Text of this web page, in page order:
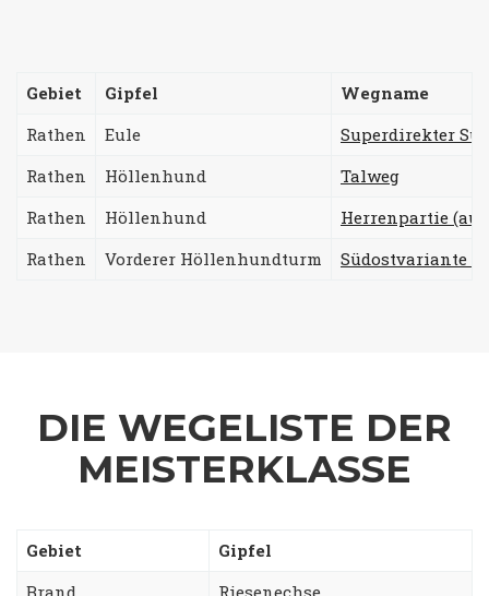
Gebiet Gipfel
Wegname
Rathen
Eule
Superdirekter
Rathen
Höllenhund
Talweg
Rathen
Höllenhund
Herrenpartie
Rathen
Vorderer Höllenhundturm Südostvariante
DIE WEGELISTE DER
MEISTERKLASSE
Gebiet
Gipfel
Brand
Riesenechse